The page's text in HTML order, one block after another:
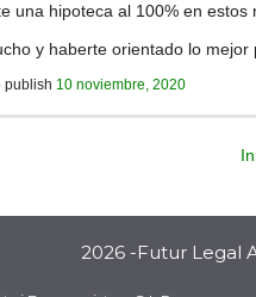
una hipoteca al 100% en
y haberte orientado lo mejor
publish 10 noviembre, 2020
2026 -Futur Legal